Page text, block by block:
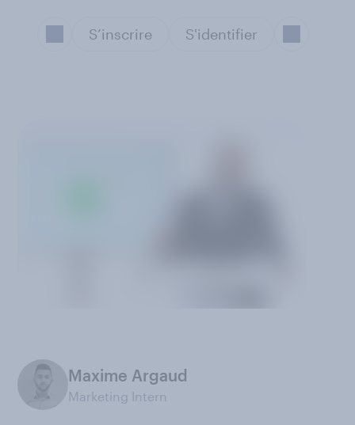
S’inscrire S'identifier
Maxime Argaud
Marketing Intern